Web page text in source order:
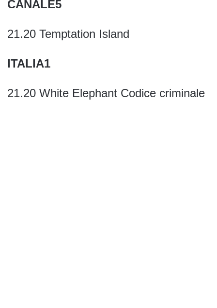
CANALE5
21.20 Temptation Island
ITALIA1
21.20 White Elephant Codice criminale